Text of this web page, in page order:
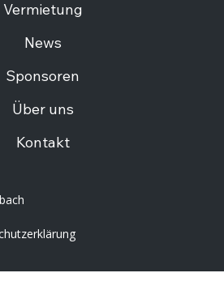
Vermietung
News
Sponsoren
Über uns
Kontakt